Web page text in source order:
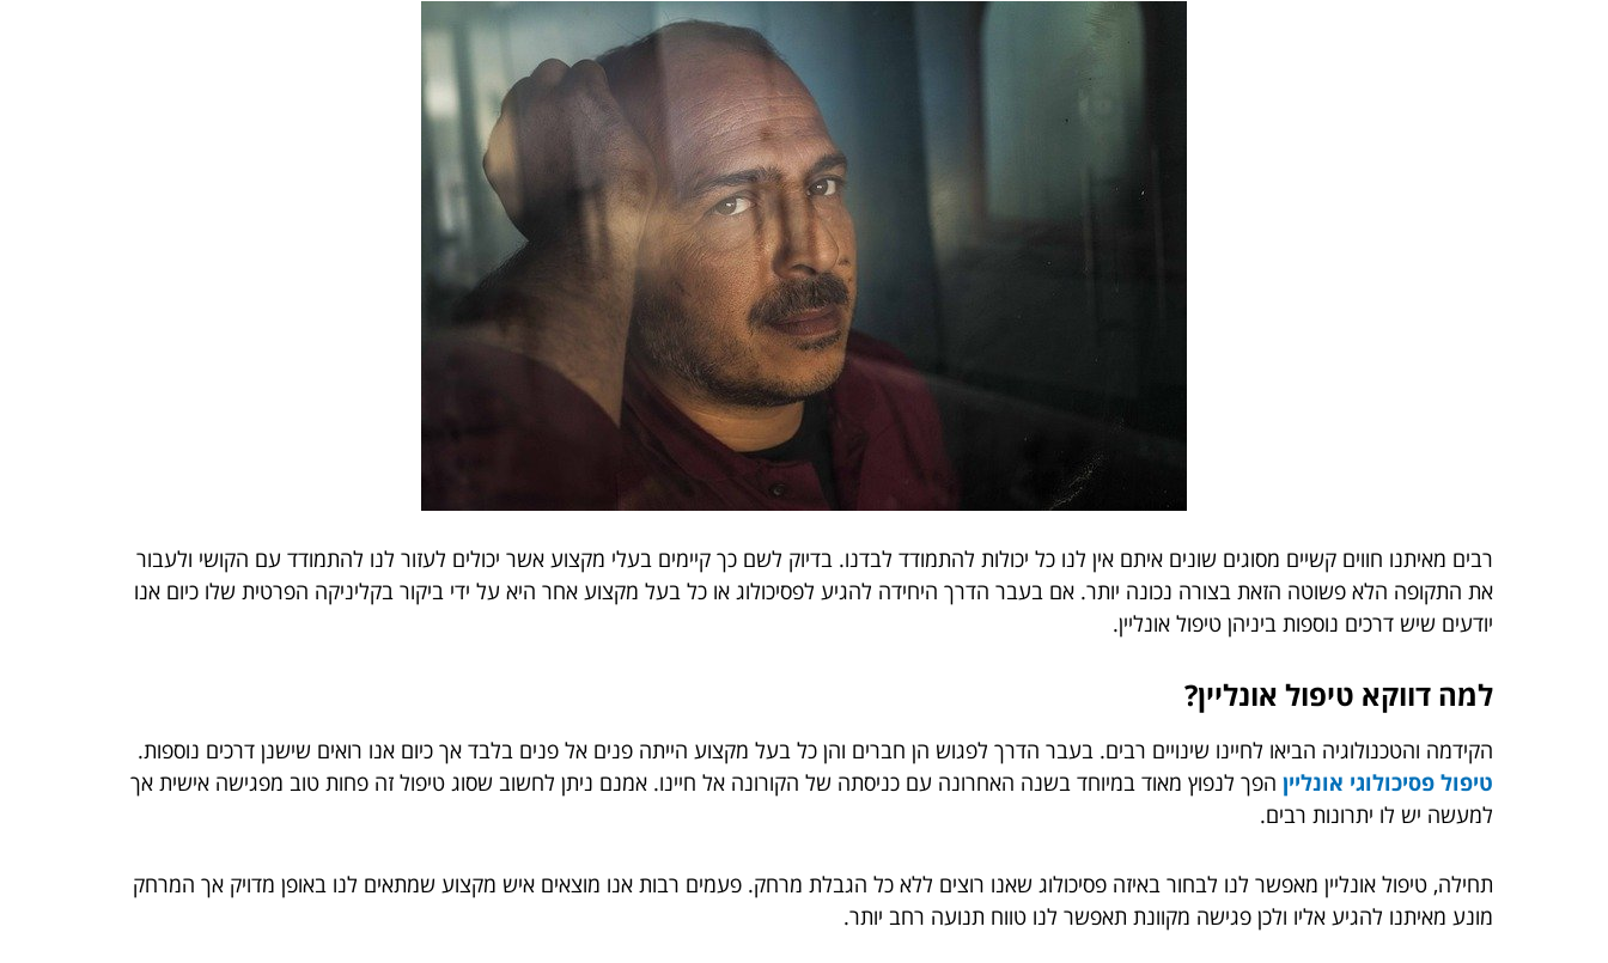
רבים מאיתנו חווים קשיים מסוגים שונים איתם אין לנו כל יכולות להתמודד לבדנו. בדיוק לשם כך קיימים בעלי מקצוע אשר יכולים לעזור לנו להתמודד עם הקושי ולעבור
את התקופה הלא פשוטה הזאת בצורה נכונה יותר. אם בעבר הדרך היחידה להגיע לפסיכולוג או כל בעל מקצוע אחר היא על ידי ביקור בקליניקה הפרטית שלו כיום אנו
יודעים שיש דרכים נוספות ביניהן טיפול אונליין.
למה דווקא טיפול אונליין?
הקידמה והטכנולוגיה הביאו לחיינו שינויים רבים. בעבר הדרך לפגוש הן חברים והן כל בעל מקצוע הייתה פנים אל פנים בלבד אך כיום אנו רואים שישנן דרכים נוספות.
טיפול פסיכולוגי אונליין הפך לנפוץ מאוד במיוחד בשנה האחרונה עם כניסתה של הקורונה אל חיינו. אמנם ניתן לחשוב שסוג טיפול זה פחות טוב מפגישה אישית אך
למעשה יש לו יתרונות רבים.
תחילה, טיפול אונליין מאפשר לנו לבחור באיזה פסיכולוג שאנו רוצים ללא כל הגבלת מרחק. פעמים רבות אנו מוצאים איש מקצוע שמתאים לנו באופן מדויק אך המרחק
מונע מאיתנו להגיע אליו ולכן פגישה מקוונת תאפשר לנו טווח תנועה רחב יותר.